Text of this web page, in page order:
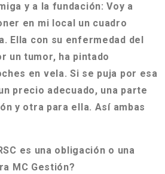
y a la fundación: Voy a
en mi local un cuadro
Ella con su enfermedad del
un tumor, ha pintado
en vela. Si se puja por esa
precio adecuado, una parte
y otra para ella. Así ambas
es una obligación o una
MC Gestión?